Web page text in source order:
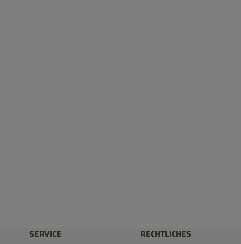
SERVICE
RECHTLICHES